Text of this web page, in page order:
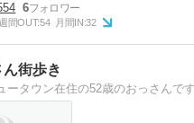
6
間OUT:54 月間IN:32
ん街歩き